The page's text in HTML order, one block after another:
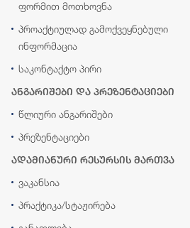
ფორმით მოთხოვნა
პროაქტიულად გამოქვეყნებული
ინფორმაცია
საკონტაქტო პირი
ანგარიშები და პრეზენტაციები
წლიური ანგარიშები
პრეზენტაციები
ადამიანური რესურსის მართვა
ვაკანსია
პრაქტიკა/სტაჟირება